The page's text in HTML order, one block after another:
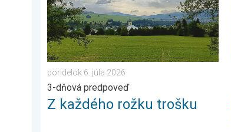
pondelok 6. júla 2026
3-dňová predpoveď
Z každého rožku trošku